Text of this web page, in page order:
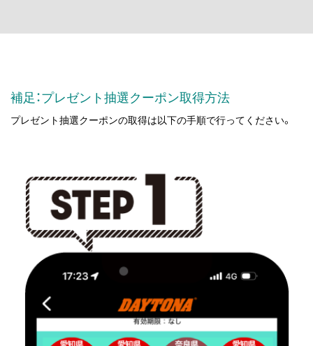
補足：プレゼント抽選クーポン取得方法
プレゼント抽選クーポンの取得は以下の手順で行ってください。